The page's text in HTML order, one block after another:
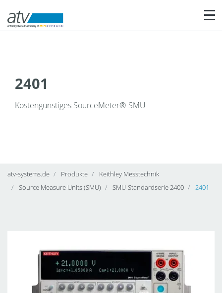
2401
Kostengünstiges SourceMeter®-SMU
atv-systems.de Produkte
Keithley Messtechnik
Source Measure Units (SMU)
SMU-Standardserie 2400 2401